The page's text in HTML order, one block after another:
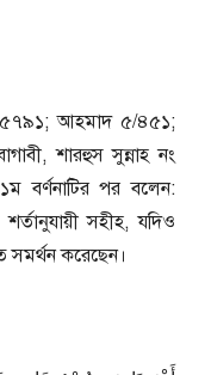
আহমাদ ৫/৪৫১;
শারহুস সুন্নাহ নং
বর্ণনাটির পর বলেন:
সহীহ, যদিও
সমর্থন করেছেন।